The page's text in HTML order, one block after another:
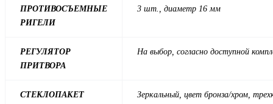
ПРОТИВОСЪЕМНЫЕ
РИГЕЛИ
3 шт., диаметр 16 мм
РЕГУЛЯТОР
ПРИТВОРА
На выбор, согласно доступной
СТЕКЛОПАКЕТ Зеркальный, цвет бронза/хром,